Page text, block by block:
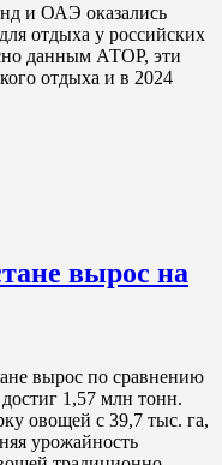
и ОАЭ оказались
отдыха у российских
данным АТОР, эти
отдыха и в 2024
вырос на
вырос по сравнению
1,57 млн тонн.
овощей с 39,7 тыс. га,
урожайность